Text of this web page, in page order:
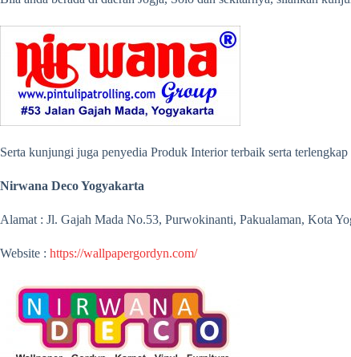
Serta kunjungi juga penyedia Produk Interior terbaik serta
Nirwana Deco Yogyakarta
Alamat : Jl. Gajah Mada No.53, Purwokinanti, Pakualaman, Kota
Website : https://wallpapergordyn.com/